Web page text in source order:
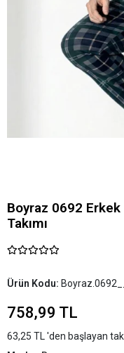
Boyraz 0692
Takımı
Ürün Kodu:
758,99 TL
63,25 TL 'den başlayan